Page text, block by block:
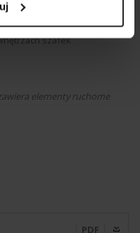
montaż, cicha praca
jest na złączu
szafek
elementy ruchome
PDF